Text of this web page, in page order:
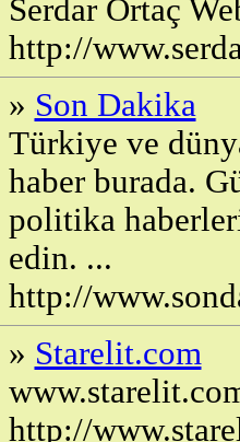
Serdar Ortaç
http://
» Son Dakika
Türkiye ve
haber burada.
politika
edin. ...
http://
» Starelit.com
http://